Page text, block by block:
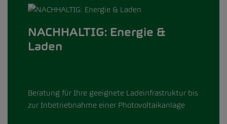
NACHHALTIG: Energie &
Laden
Beratung für Ihre geeignete Ladeinfrastruktur bis
zur Inbetriebnahme einer Photovoltaikanlage